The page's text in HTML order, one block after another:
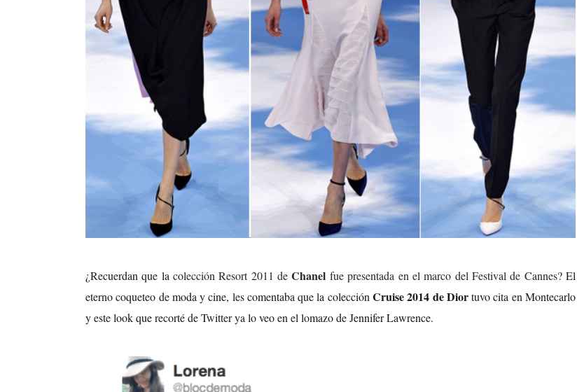
¿Recuerdan que lacolección Resort 2011 deChanel fue presentada en el marco del Festival de Cannes? El
eterno coqueteo de moda y cine, les comentaba que la colecciónCruise 2014 de Diortuvo cita en Montecarlo
y este look que recorté de Twitter ya lo veo en el lomazo de Jennifer Lawrence.